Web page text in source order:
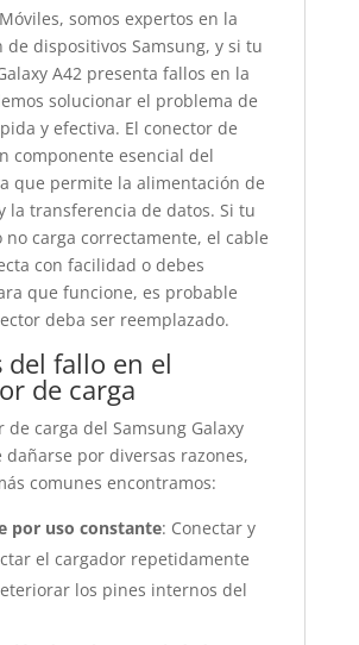
somos expertos en la
de dispositivos Samsung, y si tu
A42 presenta fallos en la
solucionar el problema de
y efectiva. El conector de
componente esencial del
que permite la alimentación de
la transferencia de datos. Si tu
no carga correctamente, el cable
con facilidad o debes
que funcione, es probable
deba ser reemplazado.
del fallo en el
de carga
de carga del Samsung Galaxy
dañarse por diversas razones,
comunes encontramos:
por uso constante: Conectar y
el cargador repetidamente
los pines internos del